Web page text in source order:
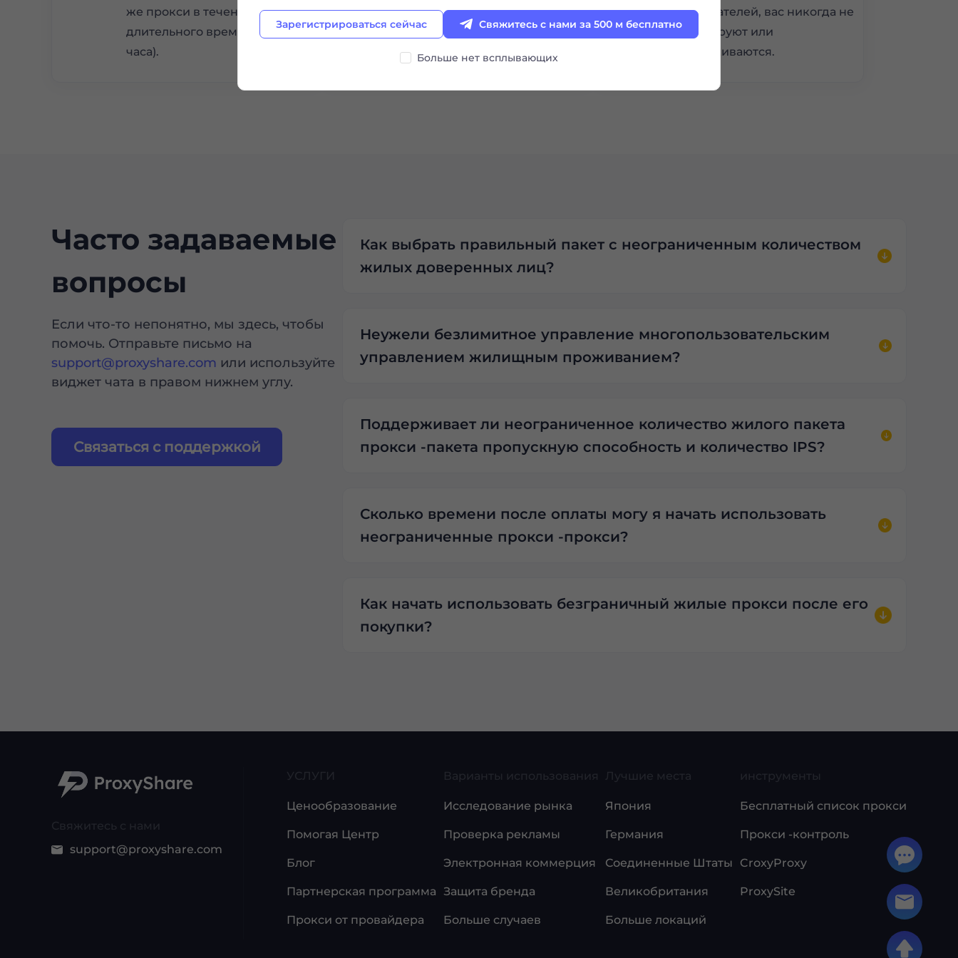
же прокси в течение
длительного времени (24
часа).
идеально подходит, чтобы
избежать блокировки
пользователей, вас никогда не
заблокируют или
обнаруживаются.
Часто задаваемые
вопросы
Если что-то непонятно, мы здесь, чтобы
помочь. Отправьте письмо на
support@proxyshare.com или используйте
виджет чата в правом нижнем углу.
Связаться с поддержкой
Как выбрать правильный пакет с неограниченным количеством
жилых доверенных лиц?
Неужели безлимитное управление многопользовательским
управлением жилищным проживанием?
Поддерживает ли неограниченное количество жилого пакета
прокси -пакета пропускную способность и количество IPS?
Сколько времени после оплаты могу я начать использовать
неограниченные прокси -прокси?
Как начать использовать безграничный жилые прокси после его
покупки?
Свяжитесь с нами
support@proxyshare.com
УСЛУГИ
Ценообразование
Помогая Центр
Блог
Партнерская программа
Прокси от провайдера
Варианты использования
Исследование рынка
Проверка рекламы
Электронная коммерция
Защита бренда
Больше случаев
Лучшие места
Япония
Германия
Соединенные Штаты
Великобритания
Больше локаций
инструменты
Бесплатный список прокси
Прокси -контроль
CroxyProxy
ProxySite
Зарегистрироваться сейчас Свяжитесь с нами за 500 м бесплатно
Больше нет всплывающих